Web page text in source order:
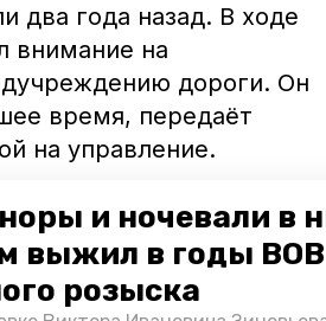
и ночевали в
выжил в годы ВОВ
розыска
два года назад. В ходе
внимание на
дороги. Он
время, передаёт
на управление.
в посёлке
прилегающую